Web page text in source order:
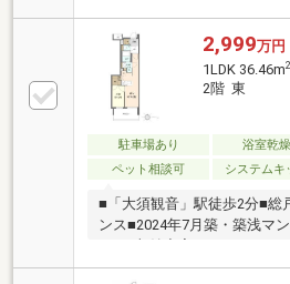
ペット飼育可能（別途飼育
お過ごしいただけます♪■最
眺望、通風、日当たり良好
洗濯物もよく乾きそうです
り室内換気◎■周辺環境・大
津中学校 徒歩約15分・名古
通局」停 徒歩約2分住宅ロ
覧のご予約等いつでも承っ
2,999万円
1LDK 36.46m2
2階 東
駐車場あり 浴室乾
ペット相談可
システムキ
■「大須観音」駅徒歩2分■総
ンス■2024年7月築・築浅マ
SICで収納充実■オートロッ
業施設・飲食店が揃う大須エ